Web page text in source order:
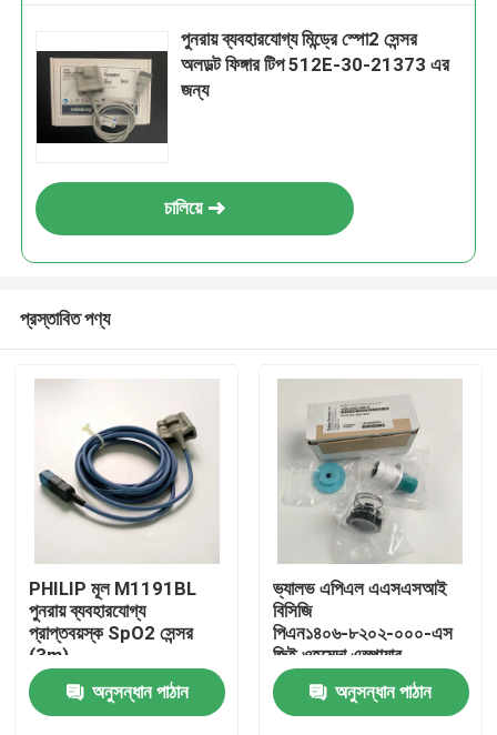
বাড়ি
পুনরায় ব্যবহারযোগ্য মিন্ড্রে স্পো2 সেন্সর
অলডল্ট ফিঙ্গার টিপ 512E-30-21373 এর
জন্য
চালিয়ে
প্রস্তাবিত পণ্য
PHILIP মূল M1191BL
পুনরায় ব্যবহারযোগ্য
প্রাপ্তবয়স্ক SpO2 সেন্সর
(3m)
REF:989803144381
অনুসন্ধান পাঠান
ভ্যালভ এপিএল এএসএসআই
বিসিজি
পিএন১৪০৬-৮২০২-০০০-এস
জিই ওহমেদা এস্পায়ার
অ্যানাস্থেসিয়া মেশিন এস্টিভা
মডেল এপিএল ভ্যালভ, বেস
সংস্করণ ছাড়াই
অনুসন্ধান পাঠান